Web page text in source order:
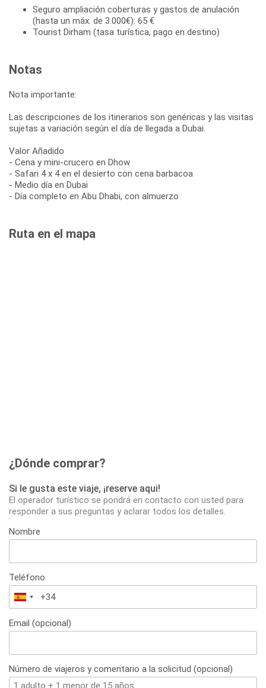
Seguro ampliación coberturas y gastos de anulación
(hasta un máx. de 3.000€): 65 €
Tourist Dirham (tasa turística, pago en destino)
Notas
Nota importante:
Las descripciones de los itinerarios son genéricas y las visitas
sujetas a variación según el día de llegada a Dubai.
Valor Añadido
- Cena y mini-crucero en Dhow
- Safari 4 x 4 en el desierto con cena barbacoa
- Medio día en Dubai
- Día completo en Abu Dhabi, con almuerzo
Ruta en el mapa
¿Dónde comprar?
Si le gusta este viaje, ¡reserve aqui!
El operador turístico se pondrá en contacto con usted para
responder a sus preguntas y aclarar todos los detalles.
Nombre
Teléfono
España
+34
Email (opcional)
Número de viajeros y comentario a la solicitud (opcional)